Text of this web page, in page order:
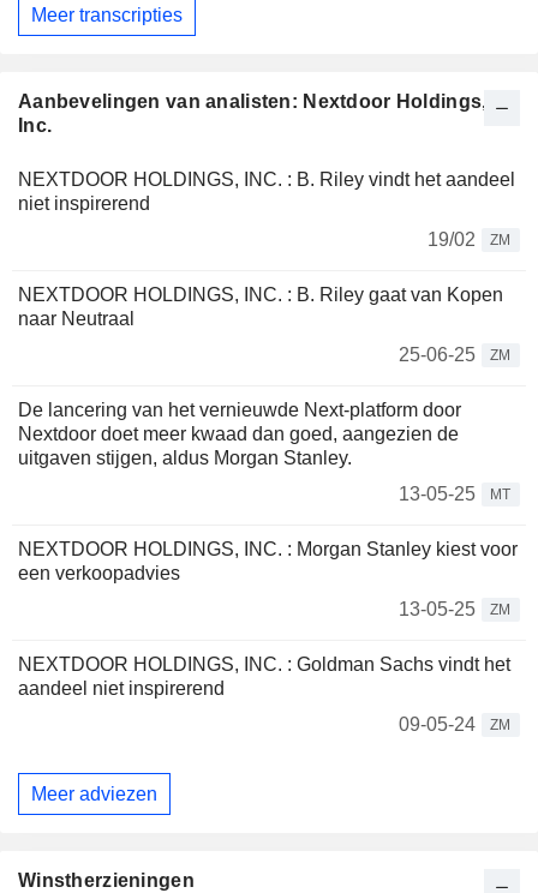
Meer transcripties
Aanbevelingen van analisten: Nextdoor Holdings,
Inc.
NEXTDOOR HOLDINGS, INC. : B. Riley vindt het aandeel
niet inspirerend
19/02
ZM
NEXTDOOR HOLDINGS, INC. : B. Riley gaat van Kopen
naar Neutraal
25-06-25
ZM
De lancering van het vernieuwde Next-platform door
Nextdoor doet meer kwaad dan goed, aangezien de
uitgaven stijgen, aldus Morgan Stanley.
13-05-25
MT
NEXTDOOR HOLDINGS, INC. : Morgan Stanley kiest voor
een verkoopadvies
13-05-25
ZM
NEXTDOOR HOLDINGS, INC. : Goldman Sachs vindt het
aandeel niet inspirerend
09-05-24
ZM
Meer adviezen
Winstherzieningen